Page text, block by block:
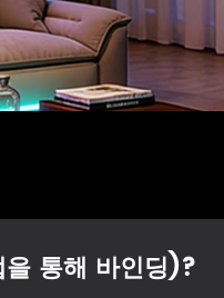
통해 바인딩)?